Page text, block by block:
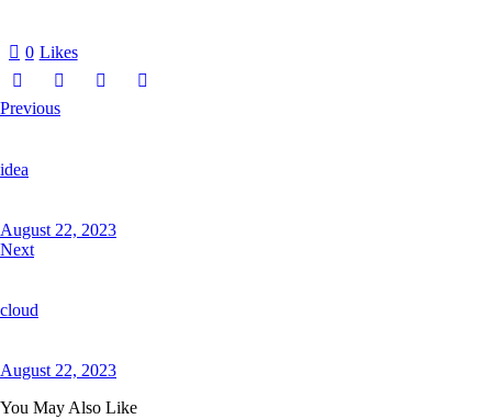
0 Likes
Previous
idea
August 22, 2023
Next
cloud
August 22, 2023
You May Also Like